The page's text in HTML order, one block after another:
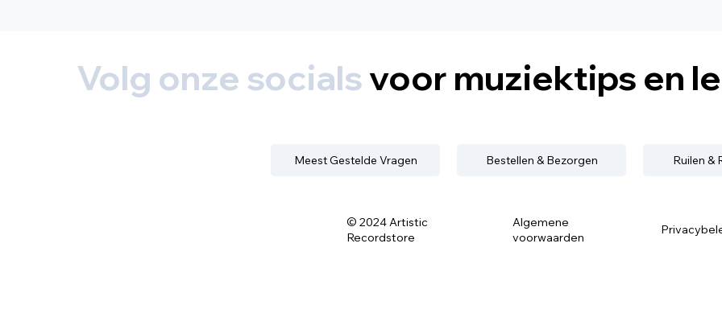
Volg onze socialsvoor muziektips en
Meest Gestelde Vragen Bestellen & Bezorgen Ruilen &
© 2024 Artistic
Recordstore
Algemene
voorwaarden